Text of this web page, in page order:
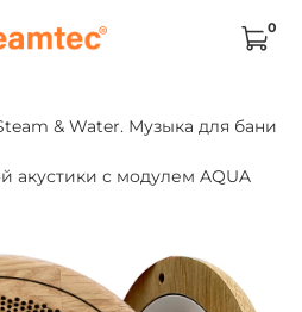
0
& Water. Музыка для бани
акустики с модулем AQUA